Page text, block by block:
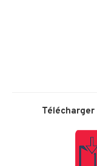
Télécharger